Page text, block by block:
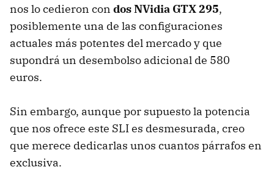
nos lo cedieron con dos NVidia GTX 295,
posiblemente una de las configuraciones
actuales más potentes del mercado y que
supondrá un desembolso adicional de 580
euros.
Sin embargo, aunque por supuesto la potencia
que nos ofrece este SLI es desmesurada, creo
que merece dedicarlas unos cuantos párrafos en
exclusiva.